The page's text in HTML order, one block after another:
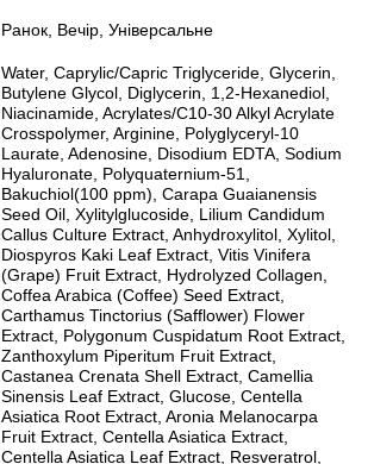
Ранок, Вечір, Універсальне
Water, Caprylic/Capric Triglyceride, Glycerin,
Butylene Glycol, Diglycerin, 1,2-Hexanediol,
Niacinamide, Acrylates/C10-30 Alkyl Acrylate
Crosspolymer, Arginine, Polyglyceryl-10
Laurate, Adenosine, Disodium EDTA, Sodium
Hyaluronate, Polyquaternium-51,
Bakuchiol(100 ppm), Carapa Guaianensis
Seed Oil, Xylitylglucoside, Lilium Candidum
Callus Culture Extract, Anhydroxylitol, Xylitol,
Diospyros Kaki Leaf Extract, Vitis Vinifera
(Grape) Fruit Extract, Hydrolyzed Collagen,
Coffea Arabica (Coffee) Seed Extract,
Carthamus Tinctorius (Safflower) Flower
Extract, Polygonum Cuspidatum Root Extract,
Zanthoxylum Piperitum Fruit Extract,
Castanea Crenata Shell Extract, Camellia
Sinensis Leaf Extract, Glucose, Centella
Asiatica Root Extract, Aronia Melanocarpa
Fruit Extract, Centella Asiatica Extract,
Centella Asiatica Leaf Extract, Resveratrol,